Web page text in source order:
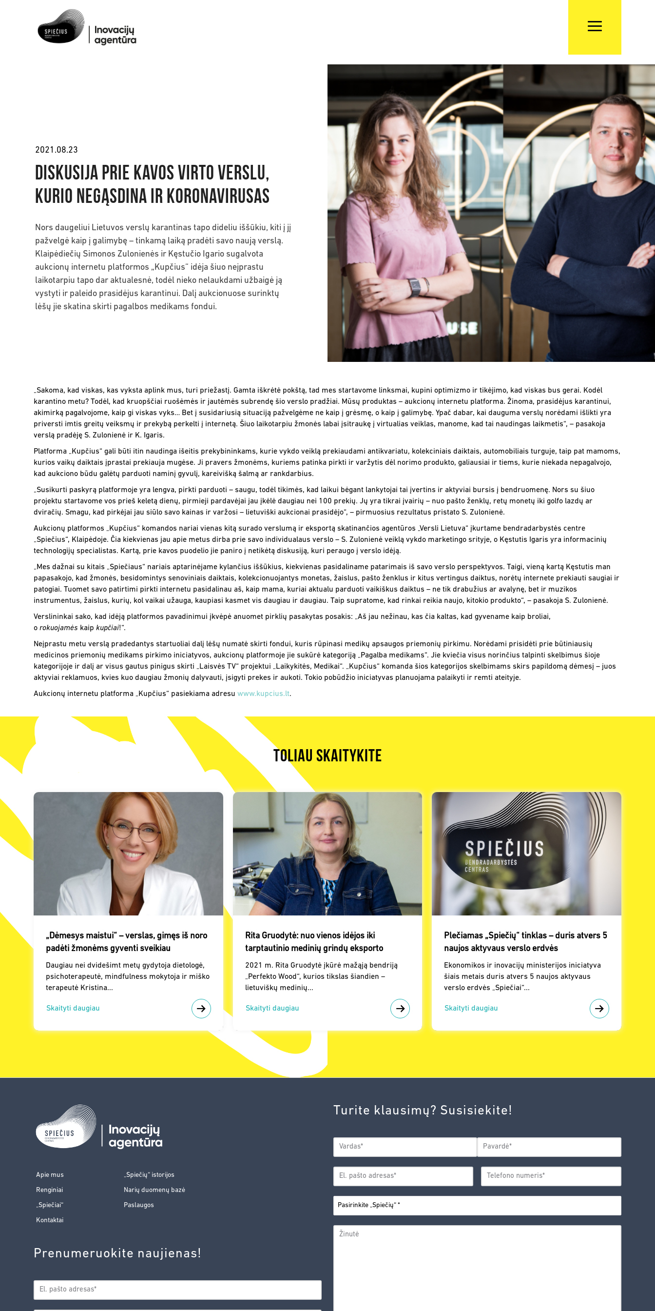
2021.08.23
Diskusija prie kavos virto verslu,
kurio negąsdina ir koronavirusas
Nors daugeliui Lietuvos verslų karantinas tapo dideliu iššūkiu, kiti į jį
pažvelgė kaip į galimybę – tinkamą laiką pradėti savo naują verslą.
Klaipėdiečių Simonos Zulonienės ir Kęstučio Igario sugalvota
aukcionų internetu platformos „Kupčius“ idėja šiuo neįprastu
laikotarpiu tapo dar aktualesnė, todėl nieko nelaukdami užbaigė ją
vystyti ir paleido prasidėjus karantinui. Dalį aukcionuose surinktų
lėšų jie skatina skirti pagalbos medikams fondui.
„Sakoma, kad viskas, kas vyksta aplink mus, turi priežastį. Gamta iškrėtė pokštą, tad mes startavome linksmai, kupini optimizmo ir tikėjimo, kad viskas bus gerai. Kodėl
karantino metu? Todėl, kad kruopščiai ruošėmės ir jautėmės subrendę šio verslo pradžiai. Mūsų produktas – aukcionų internetu platforma. Žinoma, prasidėjus karantinui,
akimirką pagalvojome, kaip gi viskas vyks… Bet į susidariusią situaciją pažvelgėme ne kaip į grėsmę, o kaip į galimybę. Ypač dabar, kai dauguma verslų norėdami išlikti yra
priversti imtis greitų veiksmų ir prekybą perkelti į internetą. Šiuo laikotarpiu žmonės labai įsitraukę į virtualias veiklas, manome, kad tai naudingas laikmetis“, – pasakoja
verslą pradėję S. Zulonienė ir K. Igaris.
Platforma „Kupčius“ gali būti itin naudinga išeitis prekybininkams, kurie vykdo veiklą prekiaudami antikvariatu, kolekciniais daiktais, automobiliais turguje, taip pat mamoms,
kurios vaikų daiktais įprastai prekiauja mugėse. Ji pravers žmonėms, kuriems patinka pirkti ir varžytis dėl norimo produkto, galiausiai ir tiems, kurie niekada nepagalvojo,
kad aukciono būdu galėtų parduoti naminį gyvulį, kareivišką šalmą ar rankdarbius.
„Susikurti paskyrą platformoje yra lengva, pirkti parduoti – saugu, todėl tikimės, kad laikui bėgant lankytojai tai įvertins ir aktyviai bursis į bendruomenę. Nors su šiuo
projektu startavome vos prieš keletą dienų, pirmieji pardavėjai jau įkėlė daugiau nei 100 prekių. Jų yra tikrai įvairių – nuo pašto ženklų, retų monetų iki golfo lazdų ar
dviračių. Smagu, kad pirkėjai jau siūlo savo kainas ir varžosi – lietuviški aukcionai prasidėjo“, – pirmuosius rezultatus pristato S. Zulonienė.
Aukcionų platformos „Kupčius“ komandos nariai vienas kitą surado verslumą ir eksportą skatinančios agentūros „Versli Lietuva“ įkurtame bendradarbystės centre
„Spiečius“, Klaipėdoje. Čia kiekvienas jau apie metus dirba prie savo individualaus verslo – S. Zulonienė veiklą vykdo marketingo srityje, o Kęstutis Igaris yra informacinių
technologijų specialistas. Kartą, prie kavos puodelio jie paniro į netikėtą diskusiją, kuri peraugo į verslo idėją.
„Mes dažnai su kitais „Spiečiaus“ nariais aptarinėjame kylančius iššūkius, kiekvienas pasidaliname patarimais iš savo verslo perspektyvos. Taigi, vieną kartą Kęstutis man
papasakojo, kad žmonės, besidomintys senoviniais daiktais, kolekcionuojantys monetas, žaislus, pašto ženklus ir kitus vertingus daiktus, norėtų internete prekiauti saugiai ir
patogiai. Tuomet savo patirtimi pirkti internetu pasidalinau aš, kaip mama, kuriai aktualu parduoti vaikiškus daiktus – ne tik drabužius ar avalynę, bet ir muzikos
instrumentus, žaislus, kurių, kol vaikai užauga, kaupiasi kasmet vis daugiau ir daugiau. Taip supratome, kad rinkai reikia naujo, kitokio produkto“, – pasakoja S. Zulonienė.
Verslininkai sako, kad idėją platformos pavadinimui įkvėpė anuomet pirklių pasakytas posakis: „Aš jau nežinau, kas čia kaltas, kad gyvename kaip broliai,
o rokuojamės kaip kupčiai!“.
Neįprastu metu verslą pradedantys startuoliai dalį lėšų numatė skirti fondui, kuris rūpinasi medikų apsaugos priemonių pirkimu. Norėdami prisidėti prie būtiniausių
medicinos priemonių medikams pirkimo iniciatyvos, aukcionų platformoje jie sukūrė kategoriją „Pagalba medikams“. Jie kviečia visus norinčius talpinti skelbimus šioje
kategorijoje ir dalį ar visus gautus pinigus skirti „Laisvės TV“ projektui „Laikykitės, Medikai“. „Kupčius“ komanda šios kategorijos skelbimams skirs papildomą dėmesį – juos
aktyviai reklamuos, kvies kuo daugiau žmonių dalyvauti, įsigyti prekes ir aukoti. Tokio pobūdžio iniciatyvas planuojama palaikyti ir remti ateityje.
Aukcionų internetu platforma „Kupčius“ pasiekiama adresu www.kupcius.lt.
TOLIAU SKAITYKITE
„Dėmesys maistui“ – verslas, gimęs iš noro
padėti žmonėms gyventi sveikiau
Daugiau nei dvidešimt metų gydytoja dietologė,
psichoterapeutė, mindfulness mokytoja ir miško
terapeutė Kristina...
Skaityti daugiau
Rita Gruodytė: nuo vienos idėjos iki
tarptautinio medinių grindų eksporto
2021 m. Rita Gruodytė įkūrė mažąją bendriją
„Perfekto Wood“, kurios tikslas šiandien –
lietuviškų medinių...
Skaityti daugiau
Plečiamas „Spiečių“ tinklas – duris atvers 5
naujos aktyvaus verslo erdvės
Ekonomikos ir inovacijų ministerijos iniciatyva
šiais metais duris atvers 5 naujos aktyvaus
verslo erdvės „Spiečiai“...
Skaityti daugiau
Apie mus „Spiečių“ istorijos
Renginiai Narių duomenų bazė
„Spiečiai“ Paslaugos
Kontaktai
Prenumeruokite naujienas!
EL.
PAŠTAS*
Turite klausimų? Susisiekite!
VARDAS
EL.
ADRESAS*
TELEFONO
NUMERIS*
PASIRINKITE
„SPIEČIŲ“*
ŽINUTĖ